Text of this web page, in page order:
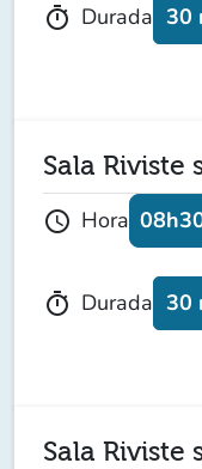
timer Durada 30
Sala Riviste
schedule Hora
timer Durada 30
Sala Riviste